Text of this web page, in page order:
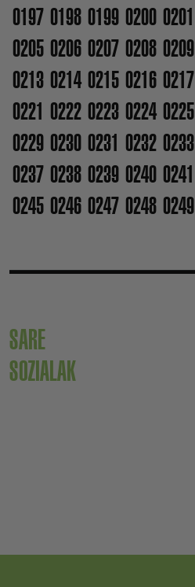
0197 0198 0199 0200 0201
0205 0206 0207 0208 0209
0213 0214 0215 0216 0217
0221 0222 0223 0224 0225
0229 0230 0231 0232 0233
0237 0238 0239 0240 0241
0245 0246 0247 0248 0249
SARE
SOZIALAK